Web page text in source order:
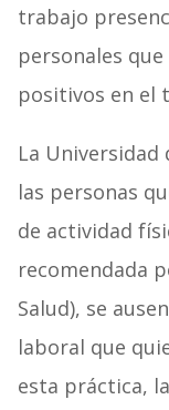
trabajo
personales
positivos en el
La Universidad
las personas
de actividad
recomendada
Salud), se
laboral que
esta práctica,